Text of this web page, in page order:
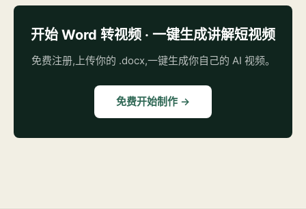
开始 Word 转视频 · 一键生成讲解短视频
免费注册,上传你的 .docx,一键生成你自己的 AI 视频。
免费开始制作 →